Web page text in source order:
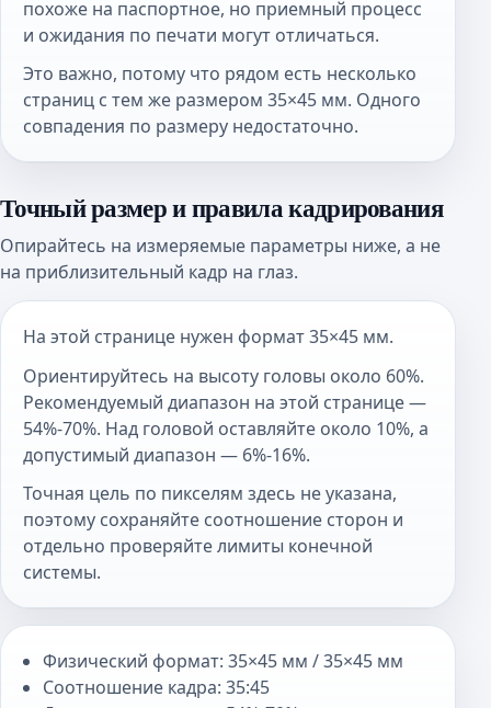
похоже на паспортное, но приемный процесс
и ожидания по печати могут отличаться.
Это важно, потому что рядом есть несколько
страниц с тем же размером 35×45 мм. Одного
совпадения по размеру недостаточно.
Точный размер и правила кадрирования
Опирайтесь на измеряемые параметры ниже, а не
на приблизительный кадр на глаз.
На этой странице нужен формат 35×45 мм.
Ориентируйтесь на высоту головы около 60%.
Рекомендуемый диапазон на этой странице —
54%-70%. Над головой оставляйте около 10%, а
допустимый диапазон — 6%-16%.
Точная цель по пикселям здесь не указана,
поэтому сохраняйте соотношение сторон и
отдельно проверяйте лимиты конечной
системы.
Физический формат: 35×45 мм / 35×45 мм
Соотношение кадра: 35:45